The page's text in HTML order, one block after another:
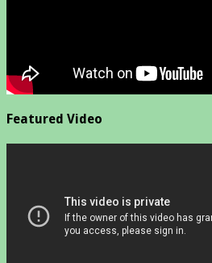
Featured Video